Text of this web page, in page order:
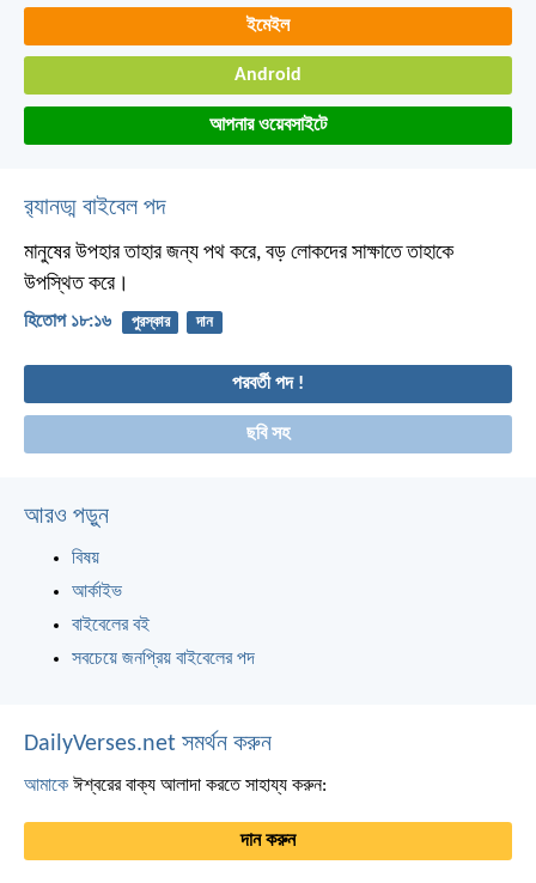
ইমেইল
Android
আপনার ওয়েবসাইটে
র‌্যানড্ম বাইবেল পদ
মানুষের উপহার তাহার জন্য পথ করে, বড় লোকদের সাক্ষাতে তাহাকে
উপস্থিত করে।
হিতোপ ১৮:১৬ পুরস্কার দান
পরবর্তী পদ !
ছবি সহ
আরও পড়ুন
বিষয়
আর্কাইভ
বাইবেলের বই
সবচেয়ে জনপ্রিয় বাইবেলের পদ
DailyVerses.net সমর্থন করুন
আমাকে ঈশ্বরের বাক্য আলাদা করতে সাহায্য করুন:
দান করুন